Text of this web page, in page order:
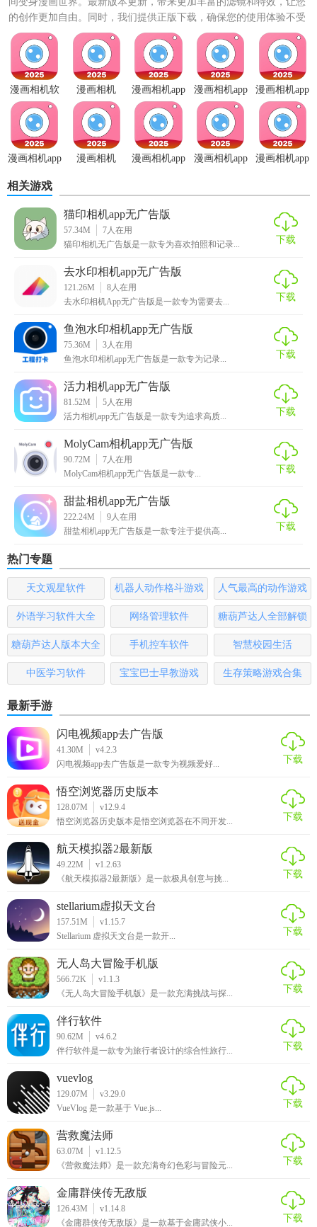
漫画相机app无广告版技巧
1. 利用光线：在光线充足的环境下拍摄，能获得更好的漫画
2. 选择滤镜：根据照片内容选择合适的漫画滤镜，如风景可
选用水彩效果，人像可选用线条艺术。
3. 调整参数：通过调整亮度、对比度等参数，可以进一步优
化漫画效果。
4. 二次编辑：拍摄后不满意，可返回编辑页面进行细节调
整，直至满意为止。
1. 多样滤镜库：包含超过20种不同的漫画滤镜，持续更新
2. 高清无水印保存：用户可选择保存高清原图或漫画效果图
片，无水印限制。
3. 一键分享：支持一键分享至社交媒体平台，展示你的创意
作品。
4. 用户社区：内置用户作品展示区，可浏览并学习其他用户
的创作技巧。
漫画相机app无广告版用法
1. 打开应用：启动漫画相机APP无广告版。
2. 选择滤镜：在首页选择你想要的漫画滤镜效果。
3. 拍摄或上传：点击拍照按钮进行拍摄，或选择相册中的照
片进行上传。
4. 调整与预览：实时预览效果，使用编辑工具进行必要的调
整。
能分享至社交平台。
漫画相机app无广告版推荐
对于喜欢摄影、追求创意表达且希望享受无广告打扰的用户
来说，漫画相机APP无广告版是一个不可多得的选择。它不仅
提供了丰富的漫画滤镜和编辑功能，还保证了使用的流畅与
纯净，是创作和记录生活美好瞬间的理想工具。
的创作更加自由。同时，我们提供正版下载，确保您的使用体验不受
任何限制。无论是想要记...
漫画相机软
件
漫画相机
2026版
漫画相机app
无广告版
漫画相机app
正版
漫画相机app
安装
漫画相机app
漫画相机
漫画相机app
漫画相机app
漫画相机app
相关游戏
猫印相机app无广告版
57.34M 7人在用
猫印相机无广告版是一款专为喜欢拍照和记录...
下载
去水印相机app无广告版
121.26M 8人在用
去水印相机App无广告版是一款专为需要去...
下载
鱼泡水印相机app无广告版
75.36M 3人在用
鱼泡水印相机app无广告版是一款专为记录...
下载
活力相机app无广告版
81.52M 5人在用
活力相机app无广告版是一款专为追求高质...
下载
MolyCam相机app无广告版
90.72M 7人在用
MolyCam相机app无广告版是一款专...
下载
甜盐相机app无广告版
222.24M 9人在用
甜盐相机app无广告版是一款专注于提供高...
下载
热门专题
天文观星软件
机器人动作格斗游戏
大全
人气最高的动作游戏
排行榜
外语学习软件大全 网络管理软件
糖葫芦达人全部解锁
版
糖葫芦达人版本大全 手机控车软件 智慧校园生活
中医学习软件 宝宝巴士早教游戏 生存策略游戏合集
最新手游
闪电视频app去广告版
41.30M
v4.2.3
闪电视频app去广告版是一款专为视频爱好...
下载
悟空浏览器历史版本
128.07M
v12.9.4
悟空浏览器历史版本是悟空浏览器在不同开发...
下载
航天模拟器2最新版
49.22M
v1.2.63
《航天模拟器2最新版》是一款极具创意与挑...
下载
stellarium虚拟天文台
157.51M
v1.15.7
Stellarium 虚拟天文台是一款开...
下载
无人岛大冒险手机版
566.72K
v1.1.3
《无人岛大冒险手机版》是一款充满挑战与探...
下载
伴行软件
90.62M
v4.6.2
伴行软件是一款专为旅行者设计的综合性旅行...
下载
vuevlog
129.07M
v3.29.0
VueVlog 是一款基于 Vue.js...
下载
营救魔法师
63.07M
v1.12.5
《营救魔法师》是一款充满奇幻色彩与冒险元...
下载
金庸群侠传无敌版
126.43M
v1.14.8
《金庸群侠传无敌版》是一款基于金庸武侠小...
下载